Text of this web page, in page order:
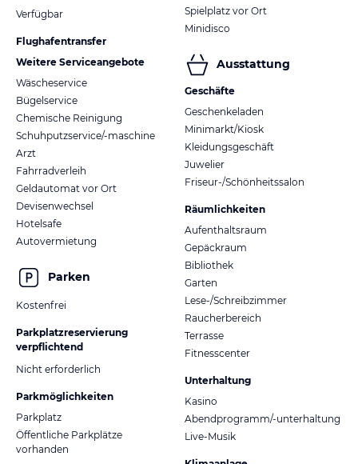
Verfügbar
Flughafentransfer
Weitere Serviceangebote
Wäscheservice
Bügelservice
Chemische Reinigung
Schuhputzservice/-maschine
Arzt
Fahrradverleih
Geldautomat vor Ort
Devisenwechsel
Hotelsafe
Autovermietung
Parken
Kostenfrei
Parkplatzreservierung
verpflichtend
Nicht erforderlich
Parkmöglichkeiten
Parkplatz
Öffentliche Parkplätze
vorhanden
Spielplatz vor Ort
Minidisco
Ausstattung
Geschäfte
Geschenkeladen
Minimarkt/Kiosk
Kleidungsgeschäft
Juwelier
Friseur-/Schönheitssalon
Räumlichkeiten
Aufenthaltsraum
Gepäckraum
Bibliothek
Garten
Lese-/Schreibzimmer
Raucherbereich
Terrasse
Fitnesscenter
Unterhaltung
Kasino
Abendprogramm/-unterhaltung
Live-Musik